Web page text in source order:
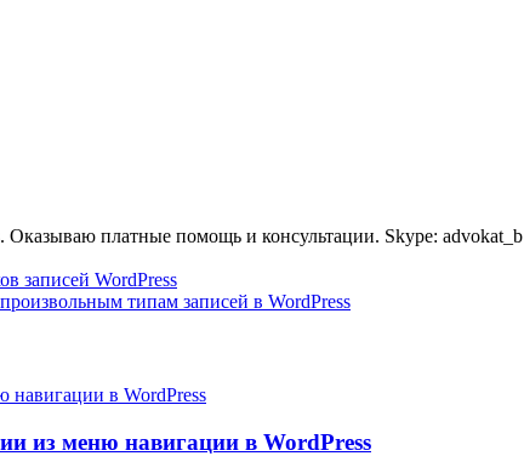
Оказываю платные помощь и консультации. Skype: advokat_b
записей WordPress
типам записей в WordPress
из меню навигации в WordPress